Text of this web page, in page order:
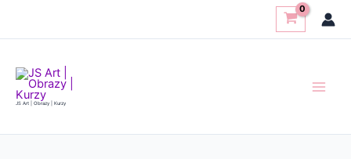
JS Art | Obrazy | Kurzy